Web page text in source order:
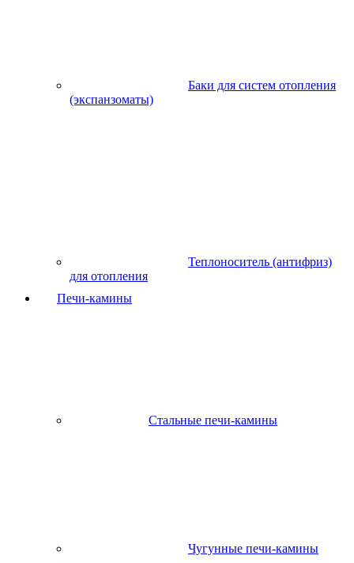
Баки для систем отопления
(экспанзоматы)
Теплоноситель (антифриз)
для отопления
Печи-камины
Стальные печи-камины
Чугунные печи-камины